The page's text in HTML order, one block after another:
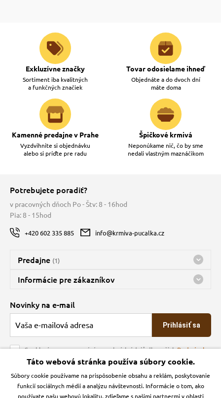
Exkluzívne značky
Sortiment iba kvalitných
a funkčných značiek
Tovar odosielame ihneď
Objednáte a do dvoch dní
máte doma
Kamenné predajne v Prahe
Vyzdvihnite si objednávku
alebo si príďte pre radu
Špičkové krmivá
Neponúkame nič, čo by sme
nedali vlastným maznáčikom
Potrebujete poradiť?
v pracovných dňoch Po - Štv: 8 - 16hod
Pia: 8 - 15hod
+420 602 335 885 info@krmiva-pucalka.cz
Predajne (1)
Predajňa a sklad Kbely
Bohužiaľ, momentálne máme zatvorené
Informácie pre zákazníkov
O spoločnosti
Veľkoobchod
Obchodné podmienky
Kontakt
Podmienky ochrany osobných údajov
Zásady používanie cookies a Google Analytics
Novinky na e-mail
Prihlásiť sa
Souhlasím se zpracováním osobních údajů dle našichPodmínek
ochrany osobních údajů
Krmiva Pučálka na sociálnych sieťach
Instagran Facebook
Táto webová stránka používa súbory cookie.
Súbory cookie používame na prispôsobenie obsahu a reklám, poskytovanie
funkcií sociálnych médií a analýzu návštevnosti. Informácie o tom, ako
používate našu webovú lokalitu, zdieľame s našimi partnermi v oblasti